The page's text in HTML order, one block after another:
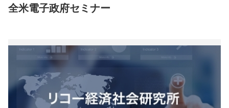
全米電子政府セミナー